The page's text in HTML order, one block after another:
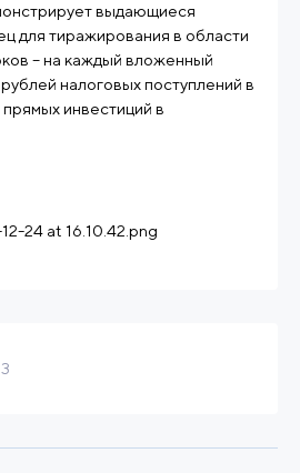
выдающиеся
для тиражирования в области
– на каждый вложенный
налоговых поступлений в
инвестиций в